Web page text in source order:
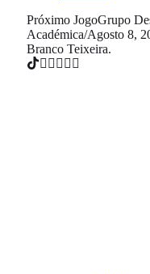
Próximo JogoGrupo
Académica/Agosto 8,
Branco Teixeira.